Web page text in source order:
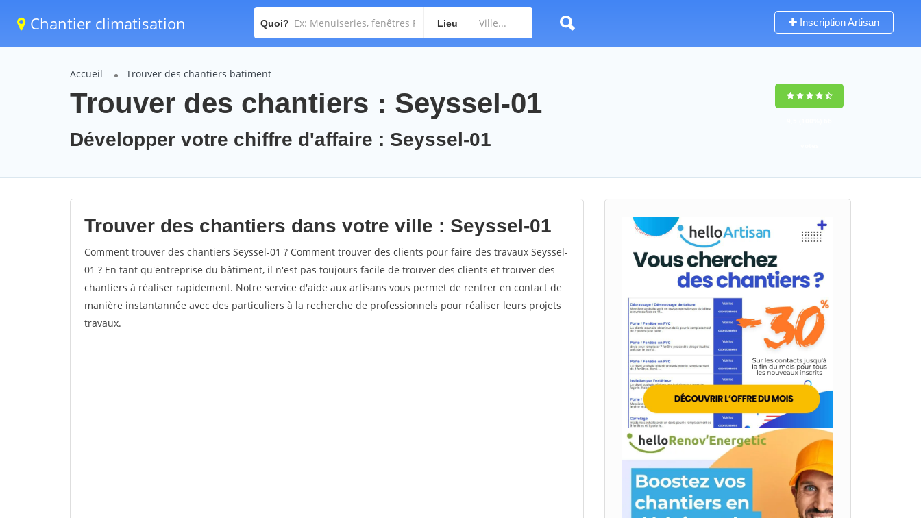
Chantier climatisation Quoi? Lieu Inscription Artisan
Accueil Trouver des chantiers batiment
Trouver des chantiers : Seyssel-01
Développer votre chiffre d'affaire : Seyssel-01
Trouver des chantiers dans votre ville : Seyssel-01
Comment trouver des chantiers Seyssel-01 ? Comment trouver des clients pour faire des travaux Seyssel-
01 ? En tant qu'entreprise du bâtiment, il n'est pas toujours facile de trouver des clients et trouver des
chantiers à réaliser rapidement. Notre service d'aide aux artisans vous permet de rentrer en contact de
manière instantannée avec des particuliers à la recherche de professionnels pour réaliser leurs projets
travaux.